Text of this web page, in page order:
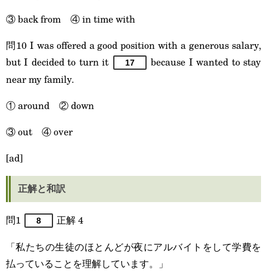
③ back from ④ in time with
問10 I was offered a good position with a generous salary,
but I decided to turn it
17
because I wanted to stay
near my family.
① around ② down
③ out ④ over
[ad]
正解と和訳
問1 8
正解 4
「私たちの生徒のほとんどが夜にアルバイトをして学費を
払っていることを理解しています。」